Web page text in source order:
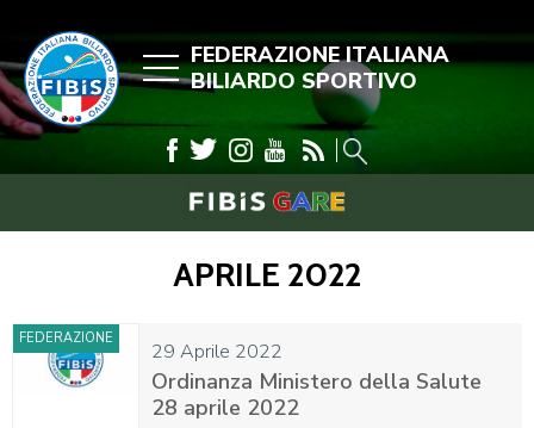
FEDERAZIONE ITALIANA
BILIARDO SPORTIVO
APRILE 2022
29 Aprile 2022
FEDERAZIONE
Ordinanza Ministero della Salute
28 aprile 2022